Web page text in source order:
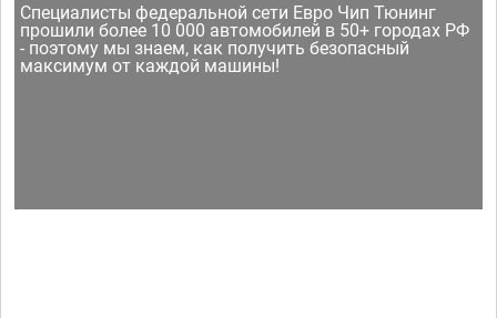
Специалисты федеральной сети Евро Чип Тюнинг
прошили более 10 000 автомобилей в 50+ городах РФ
- поэтому мы знаем, как получить безопасный
максимум от каждой машины!